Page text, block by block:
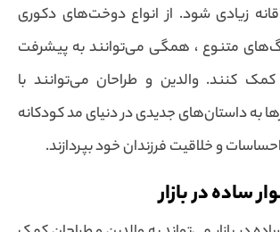
زیادی شود. از انواع دوخت‌های دکوری
متنوع ، همگی می‌توانند به پیشرفت
کنند. والدین و طراحان می‌توانند با
به داستان‌های جدیدی در دنیای مد کودکانه
احساسات و خلاقیت فرزندان خود بپردازند.
ساده در بازار